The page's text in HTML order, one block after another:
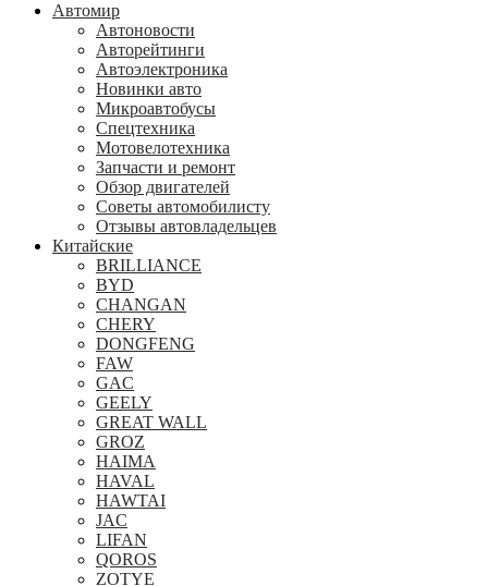
Автомир
Автоновости
Авторейтинги
Автоэлектроника
Новинки авто
Микроавтобусы
Спецтехника
Мотовелотехника
Запчасти и ремонт
Обзор двигателей
Советы автомобилисту
Отзывы автовладельцев
Китайские
BRILLIANCE
BYD
CHANGAN
CHERY
DONGFENG
FAW
GAC
GEELY
GREAT WALL
GROZ
HAIMA
HAVAL
HAWTAI
JAC
LIFAN
QOROS
ZOTYE